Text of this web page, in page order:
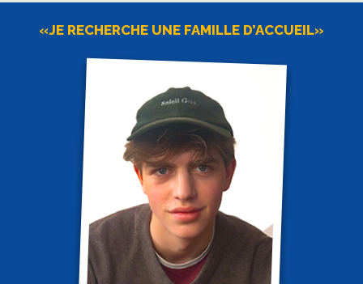
«JE RECHERCHE UNE FAMILLE D’ACCUEIL»